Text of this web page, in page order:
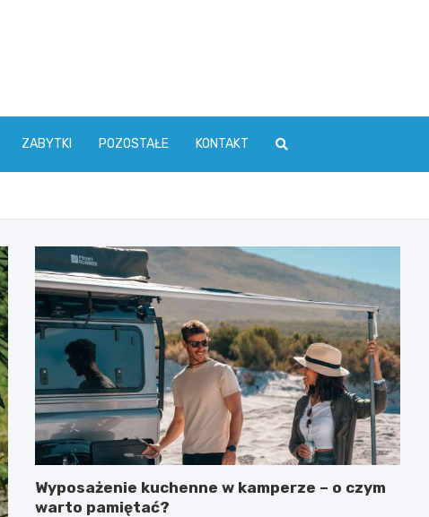
ZABYTKI POZOSTAŁE KONTAKT
Wyposażenie kuchenne w kamperze – o czym
warto pamiętać?